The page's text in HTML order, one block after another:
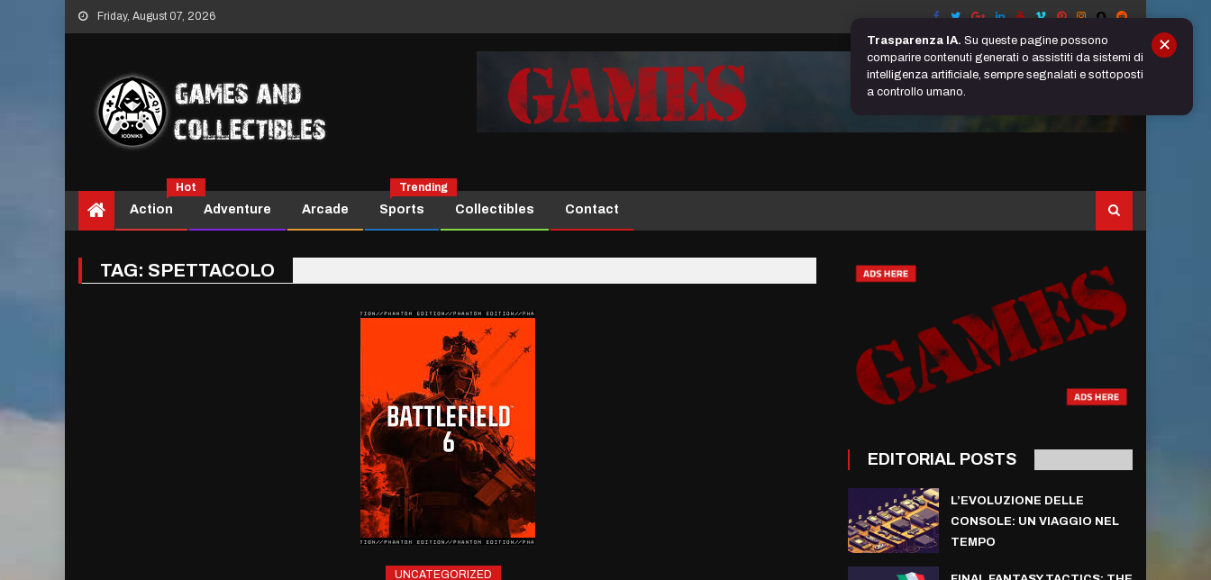
Skip
to
Friday, August 07, 2026
Action
Hot
Adventure Arcade Sports
Trending
Collectibles Contact
TAG: SPETTACOLO
UNCATEGORIZED
EDITORIAL POSTS
L’EVOLUZIONE DELLE
CONSOLE: UN VIAGGIO NEL
TEMPO
Trasparenza IA. Su queste pagine possono
comparire contenuti generati o assistiti da sistemi di
intelligenza artificiale, sempre segnalati e sottoposti
a controllo umano.
✕